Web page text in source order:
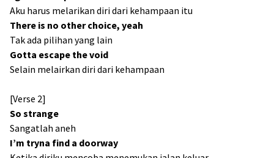
Aku harus melarikan diri dari kehampaan itu
There is no other choice, yeah
Tak ada pilihan yang lain
Gotta escape the void
Selain melairkan diri dari kehampaan
[Verse 2]
So strange
Sangatlah aneh
I’m tryna find a doorway